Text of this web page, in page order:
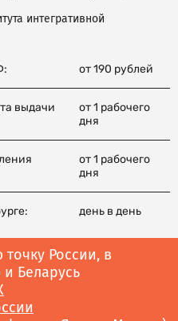
интегративной
от 190 рублей
выдачи
от 1 рабочего
дня
от 1 рабочего
дня
день в день
России, в
Беларусь